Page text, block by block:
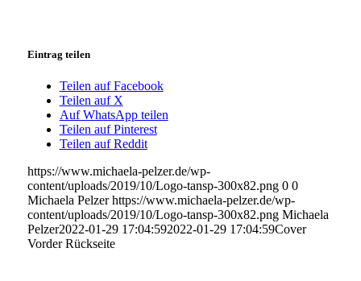
Eintrag teilen
Teilen auf Facebook
Teilen auf X
Auf WhatsApp teilen
Teilen auf Pinterest
Teilen auf Reddit
https://www.michaela-pelzer.de/wp-
content/uploads/2019/10/Logo-tansp-300x82.png 0 0
Michaela Pelzer https://www.michaela-pelzer.de/wp-
content/uploads/2019/10/Logo-tansp-300x82.png Michaela
Pelzer2022-01-29 17:04:592022-01-29 17:04:59Cover
Vorder Rückseite